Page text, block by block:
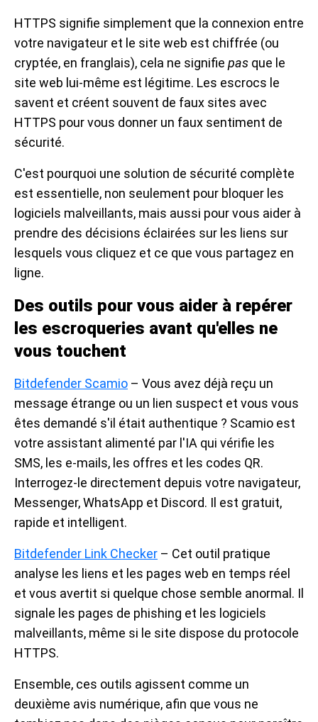
HTTPS signifie simplement que la connexion entre
votre navigateur et le site web est chiffrée (ou
cryptée, en franglais), cela ne signifie pas que le
site web lui-même est légitime. Les escrocs le
savent et créent souvent de faux sites avec
HTTPS pour vous donner un faux sentiment de
sécurité.
C'est pourquoi une solution de sécurité complète
est essentielle, non seulement pour bloquer les
logiciels malveillants, mais aussi pour vous aider à
prendre des décisions éclairées sur les liens sur
lesquels vous cliquez et ce que vous partagez en
ligne.
Des outils pour vous aider à repérer
les escroqueries avant qu'elles ne
vous touchent
Bitdefender Scamio – Vous avez déjà reçu un
message étrange ou un lien suspect et vous vous
êtes demandé s'il était authentique ? Scamio est
votre assistant alimenté par l'IA qui vérifie les
SMS, les e-mails, les offres et les codes QR.
Interrogez-le directement depuis votre navigateur,
Messenger, WhatsApp et Discord. Il est gratuit,
rapide et intelligent.
Bitdefender Link Checker – Cet outil pratique
analyse les liens et les pages web en temps réel
et vous avertit si quelque chose semble anormal. Il
signale les pages de phishing et les logiciels
malveillants, même si le site dispose du protocole
HTTPS.
Ensemble, ces outils agissent comme un
deuxième avis numérique, afin que vous ne